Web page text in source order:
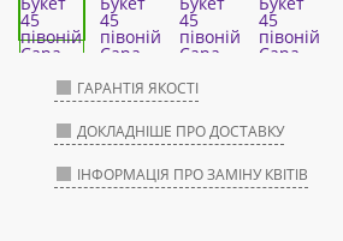
ГАРАНТІЯ ЯКОСТІ
ДОКЛАДНІШЕ ПРО ДОСТАВКУ
ІНФОРМАЦІЯ ПРО ЗАМІНУ КВІТІВ